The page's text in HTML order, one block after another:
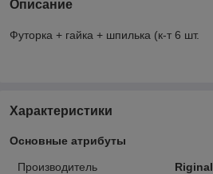
Описание
Футорка + гайка + шпилька (к-т 6 шт.
Характеристики
Основные атрибуты
Производитель Riginal